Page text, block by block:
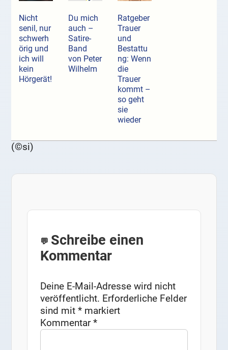
Nicht
senil, nur
schwerh
örig und
ich will
kein
Hörgerät!
Du mich
auch –
Satire-
Band
von Peter
Wilhelm
Ratgeber
Trauer
und
Bestattu
ng: Wenn
die
Trauer
kommt –
so geht
sie
wieder
(©si)
Schreibe einen
Kommentar
Deine E-Mail-Adresse wird nicht
veröffentlicht. Erforderliche Felder
sind mit* markiert
Kommentar*